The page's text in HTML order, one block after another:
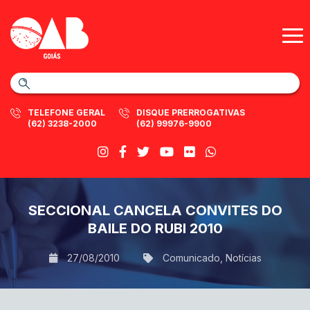
TELEFONE GERAL
(62) 3238-2000
DISQUE PRERROGATIVAS
(62) 99976-9900
SECCIONAL CANCELA CONVITES DO
BAILE DO RUBI 2010
27/08/2010 Comunicado Notícias